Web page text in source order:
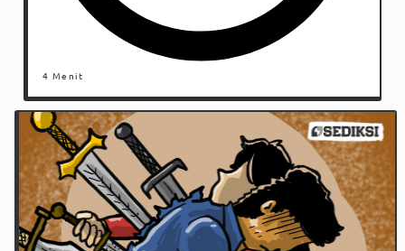
4 Menit